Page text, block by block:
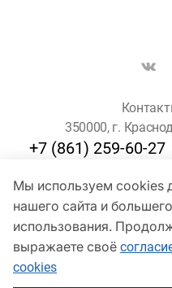
Мы используем cookies
нашего сайта и
использования.
выражаете своё
cookies
350000, г.
+7 (861) 259-60-27
Для
©
Сетевое издание «kubnews»
службой по надзору в сфере
и массовых коммуникаций